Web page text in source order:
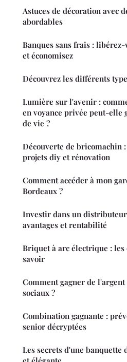
Astuces de décoration avec
abordables
Banques sans frais : libérez-
et économisez
Découvrez les différents
Lumière sur l'avenir :
en voyance privée peut-elle
de vie ?
Découverte de bricomachin
projets diy et rénovation
Comment accéder à mon
Bordeaux ?
Investir dans un
avantages et rentabilité
Briquet à arc électrique : les
savoir
Comment gagner de l'argent
sociaux ?
Combination gagnante :
senior décryptées
Les secrets d'une banquette